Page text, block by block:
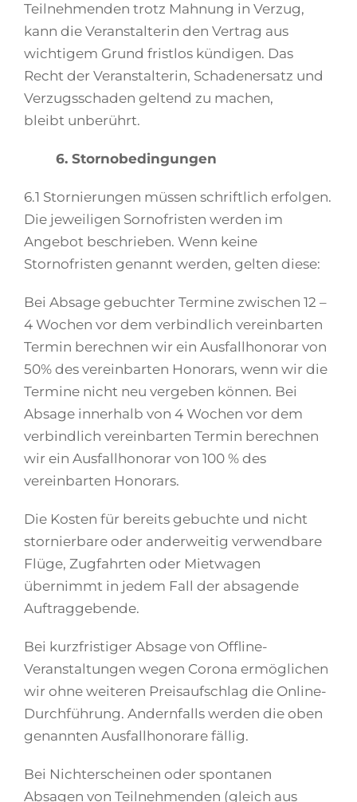
Teilnehmenden trotz Mahnung in Verzug,
kann die Veranstalterin den Vertrag aus
wichtigem Grund fristlos kündigen. Das
Recht der Veranstalterin, Schadenersatz und
Verzugsschaden geltend zu machen,
bleibt unberührt.
6. Stornobedingungen
6.1 Stornierungen müssen schriftlich erfolgen.
Die jeweiligen Sornofristen werden im
Angebot beschrieben. Wenn keine
Stornofristen genannt werden, gelten diese:
Bei Absage gebuchter Termine zwischen 12 –
4 Wochen vor dem verbindlich vereinbarten
Termin berechnen wir ein Ausfallhonorar von
50% des vereinbarten Honorars, wenn wir die
Termine nicht neu vergeben können. Bei
Absage innerhalb von 4 Wochen vor dem
verbindlich vereinbarten Termin berechnen
wir ein Ausfallhonorar von 100 % des
vereinbarten Honorars.
Die Kosten für bereits gebuchte und nicht
stornierbare oder anderweitig verwendbare
Flüge, Zugfahrten oder Mietwagen
übernimmt in jedem Fall der absagende
Auftraggebende.
Bei kurzfristiger Absage von Offline-
Veranstaltungen wegen Corona ermöglichen
wir ohne weiteren Preisaufschlag die Online-
Durchführung. Andernfalls werden die oben
genannten Ausfallhonorare fällig.
Bei Nichterscheinen oder spontanen
Absagen von Teilnehmenden (gleich aus